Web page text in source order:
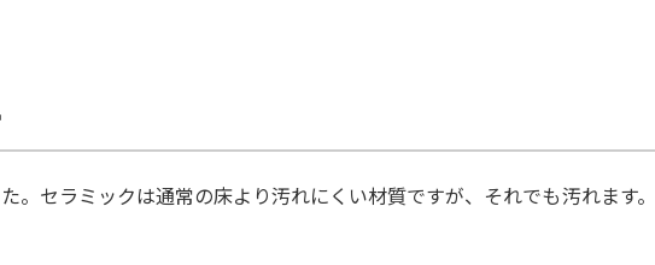
。セラミックは通常の床より汚れにくい材質ですが、それでも汚れます